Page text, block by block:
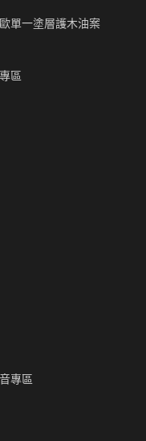
單一塗層護木油案
區
專區